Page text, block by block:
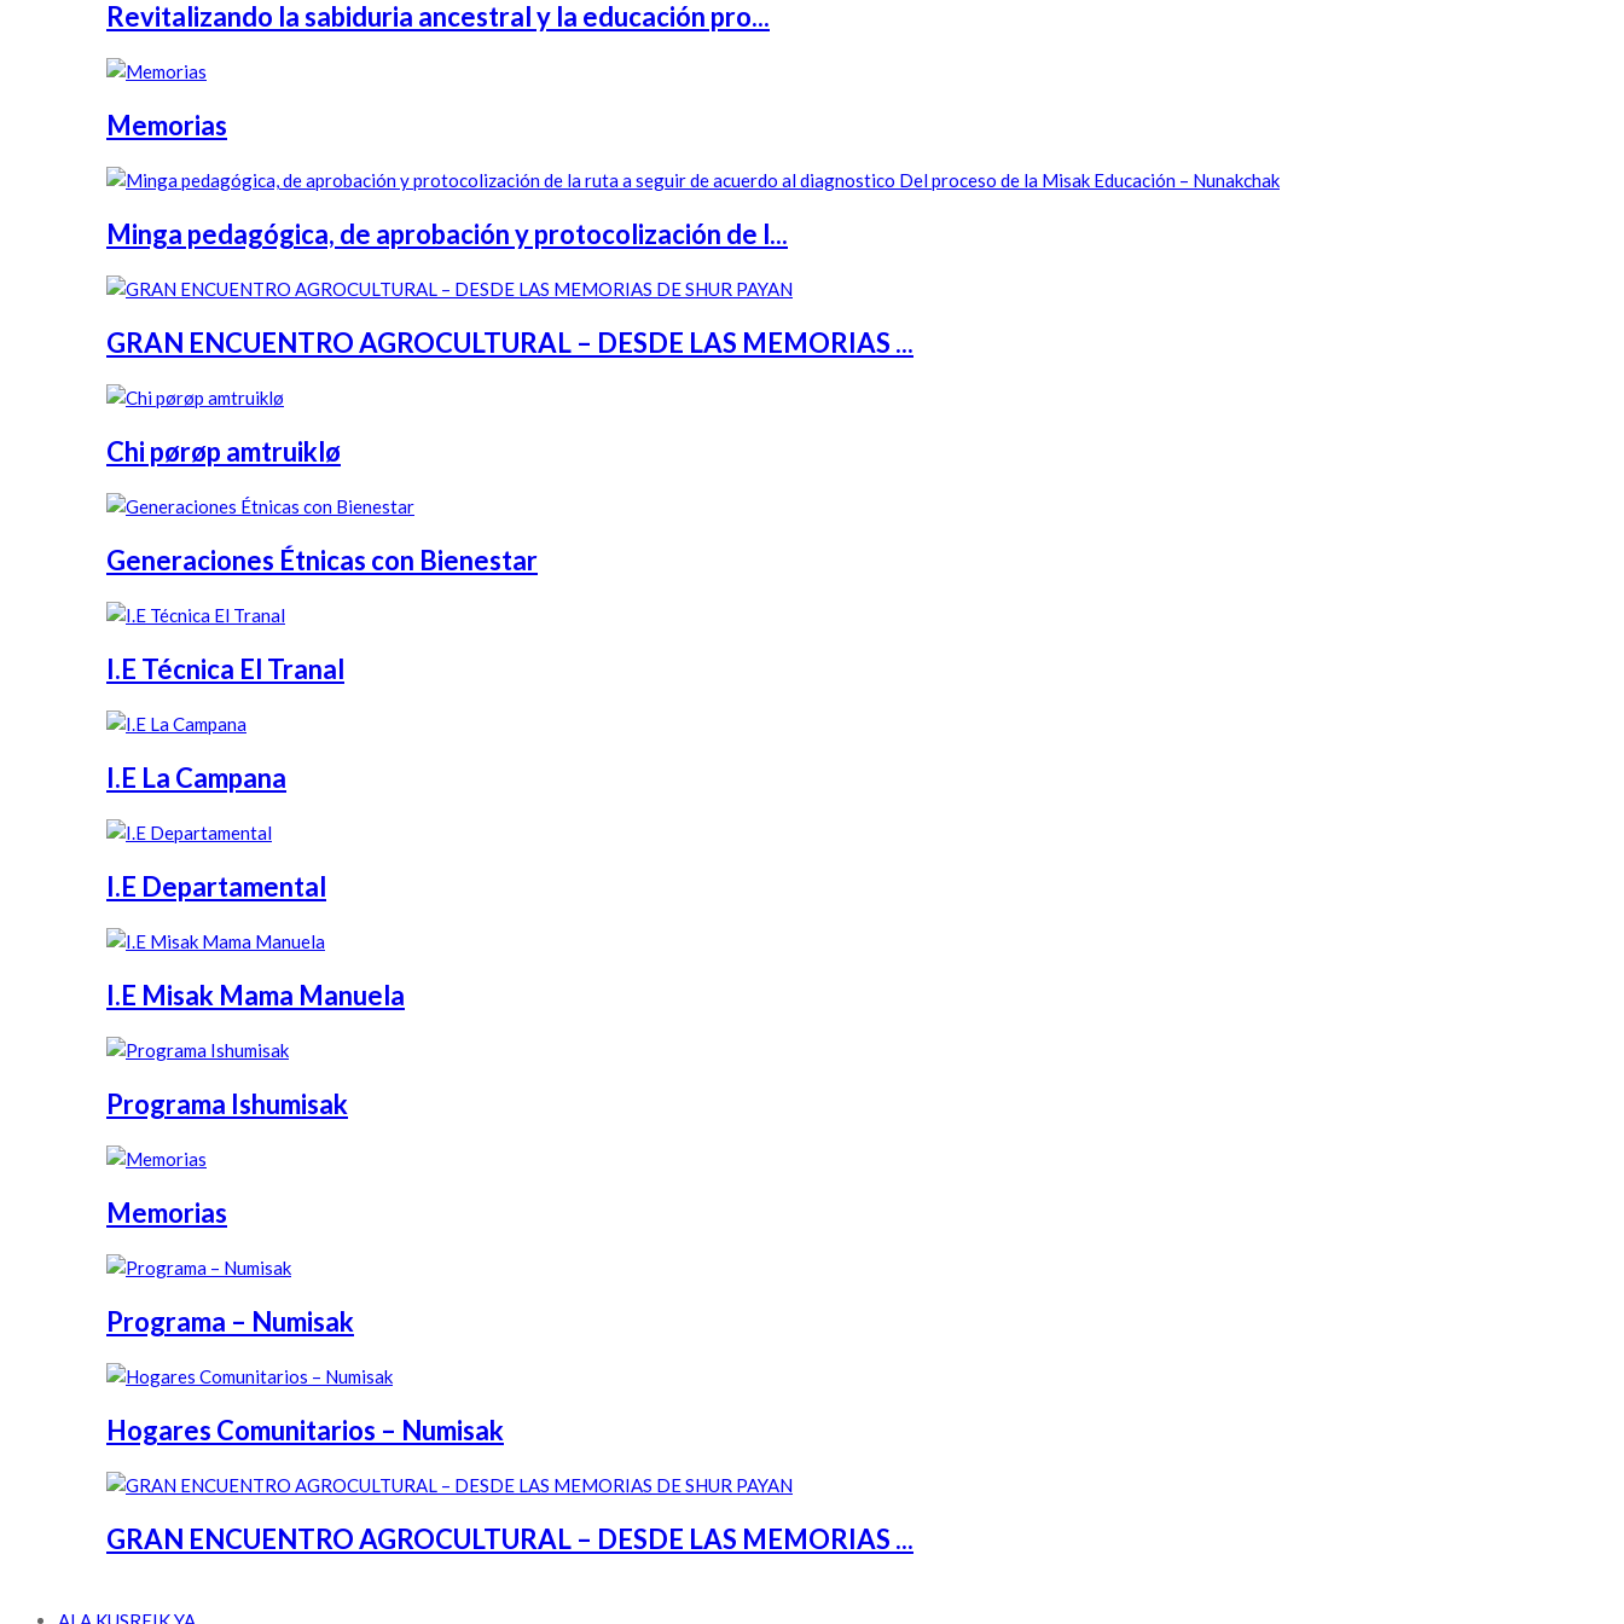
Revitalizando la sabiduria ancestral y la educación pro...
Memorias
Minga pedagógica, de aprobación y protocolización de l...
GRAN ENCUENTRO AGROCULTURAL – DESDE LAS MEMORIAS ...
Chi pørøp amtruiklø
Generaciones Étnicas con Bienestar
I.E Técnica El Tranal
I.E La Campana
I.E Departamental
I.E Misak Mama Manuela
Programa Ishumisak
Memorias
Programa – Numisak
Hogares Comunitarios – Numisak
GRAN ENCUENTRO AGROCULTURAL – DESDE LAS MEMORIAS ...